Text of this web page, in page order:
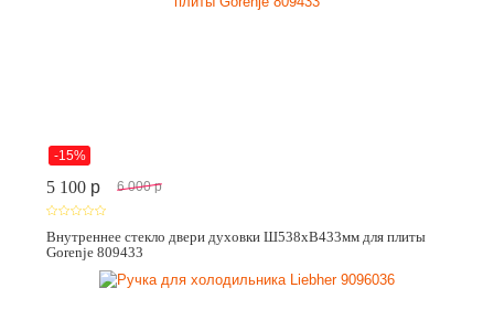
-15%
5 100 p 6 000 p
Внутреннее стекло двери духовки Ш538хВ433мм для плиты
Gorenje 809433